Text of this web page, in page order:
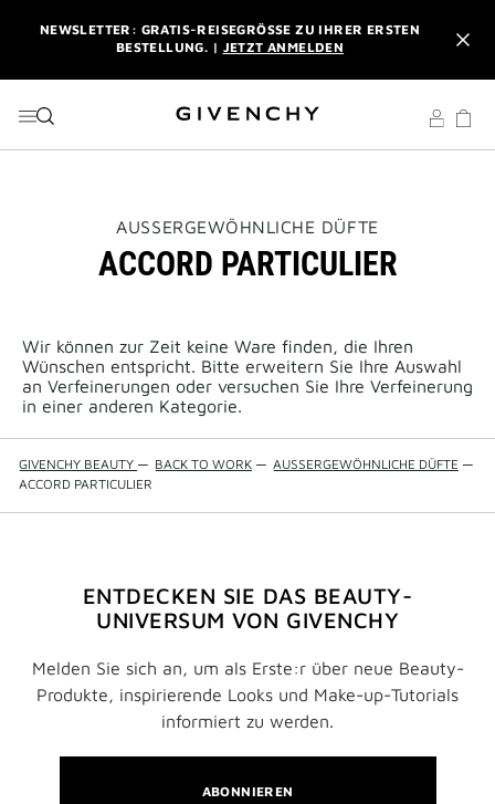
NEWSLETTER: GRATIS-REISEGRÖSSE ZU IHRER ERSTEN B
ESTELLUNG. | JETZT ANMELDEN
PROFITIEREN SIE VON KOSTENLOSEM EXPRESSVERSAND AB
EINEM EINKAUFSWERT VON 180 €. |
CODE :ELIXIR
NEWSLETTER: GRATIS-REISEGRÖSSE ZU IHRER ERSTEN B
PROFITIEREN SIE VON KOSTENLOSEM EXPRESSVERSAND AB
EINEM EINKAUFSWERT VON 180 €. |MEINE VORTEILE
THIS
WILL
OPEN
AUSSERGEWÖHNLICHE DÜFTE
ACCORD PARTICULIER
Wir können zur Zeit keine Ware finden, die Ihren
Wünschen entspricht. Bitte erweitern Sie Ihre Auswahl
an Verfeinerungen oder versuchen Sie Ihre Verfeinerung
in einer anderen Kategorie.
GIVENCHY BEAUTY — BACK TO WORK — AUSSERGEWÖHNLICHE DÜFTE
—
ACCORD PARTICULIER
ENTDECKEN SIE DAS BEAUTY-
UNIVERSUM VON GIVENCHY
Melden Sie sich an, um als Erste:r über neue Beauty-
Produkte, inspirierende Looks und Make-up-Tutorials
informiert zu werden.
ABONNIEREN